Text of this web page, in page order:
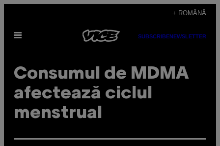
content
+ ROMÂNĂ
Open
SUBSCRIBENEWSLETTER
Consumul de MDMA
afectează ciclul
menstrual